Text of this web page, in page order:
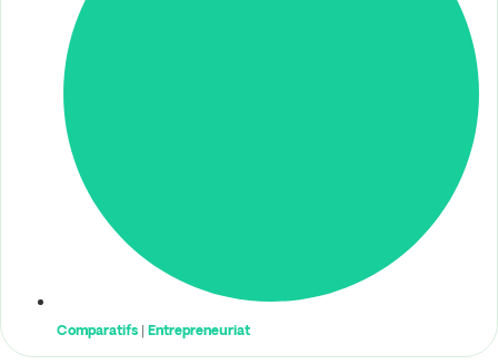
Comparatifs Entrepreneuriat